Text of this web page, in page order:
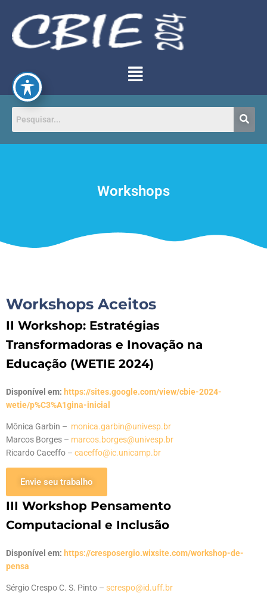
Workshops
Workshops Aceitos
II Workshop: Estratégias
Transformadoras e Inovação na
Educação (WETIE 2024)
Disponível em: https://sites.google.com/view/cbie-2024-
wetie/p%C3%A1gina-inicial
Mônica Garbin – monica.garbin@univesp.br
Marcos Borges – marcos.borges@univesp.br
Ricardo Caceffo – caceffo@ic.unicamp.br
Envie seu trabalho
III Workshop Pensamento
Computacional e Inclusão
Disponível em: https://cresposergio.wixsite.com/workshop-de-
pensa
Sérgio Crespo C. S. Pinto – screspo@id.uff.br